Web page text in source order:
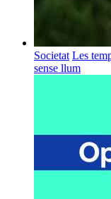
Societat Les
sense llum